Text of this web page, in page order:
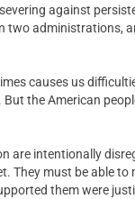
against
two administrations,
causes us
the American
are intentionally
They must be able
them were